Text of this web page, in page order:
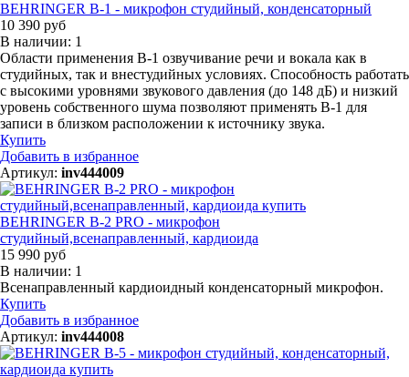
BEHRINGER B-1 - микрофон студийный, конденсаторный
10 390 руб
В наличии: 1
Области применения В-1 озвучивание речи и вокала как в
студийных, так и внестудийных условиях. Способность работать
с высокими уровнями звукового давления (до 148 дБ) и низкий
уровень собственного шума позволяют применять В-1 для
записи в близком расположении к источнику звука.
Купить
Добавить в избранное
Артикул: inv444009
BEHRINGER B-2 PRO - микрофон
студийный,всенаправленный, кардиоида
15 990 руб
В наличии: 1
Всенаправленный кардиоидный конденсаторный микрофон.
Купить
Добавить в избранное
Артикул: inv444008